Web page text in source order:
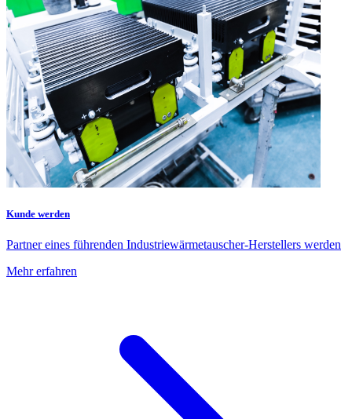
Kunde werden
Partner eines führenden Industriewärmetauscher-Herstellers werden
Mehr erfahren